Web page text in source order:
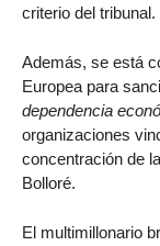
criterio del tribunal.
Además, se está
Europea para
dependencia
organizaciones
concentración de
Bolloré.
El multimillonario